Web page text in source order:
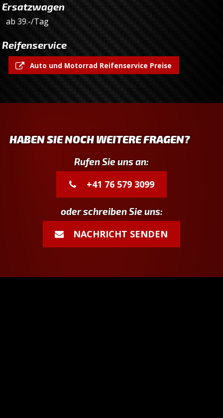
Ersatzwagen
ab 39.-/Tag
Reifenservice
Auto und Motorrad Reifenservice Preise
HABEN SIE NOCH WEITERE FRAGEN?
Rufen Sie uns an:
+41 76 579 3099
oder schreiben Sie uns:
NACHRICHT SENDEN